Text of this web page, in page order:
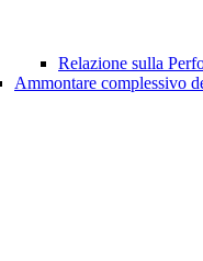
Relazione sulla
Ammontare complessivo